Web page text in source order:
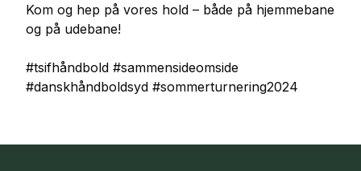
Kom og hep på vores hold – både på hjemmebane
og på udebane!
#tsifhåndbold #sammensideomside
#danskhåndboldsyd #sommerturnering2024